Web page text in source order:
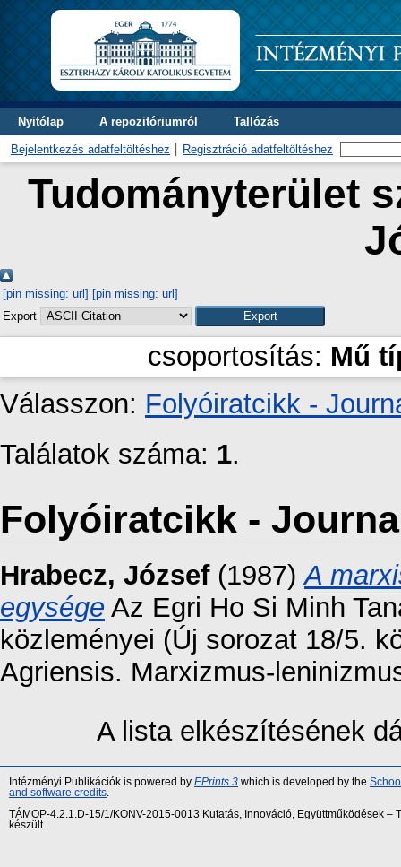
Nyitólap A repozitóriumról Tallózás
Bejelentkezés adatfeltöltéshez Regisztráció adatfeltöltéshez
Tudományterület
[pin missing: url] [pin missing: url]
Export
csoportosítás: Mű
Válasszon: Folyóiratcikk -
Találatok száma: 1.
Folyóiratcikk -
Hrabecz, József(1987)A
egysége Az Egri Ho Si Minh
közleményei (Új sorozat 18/5.
Agriensis. Marxizmus-
A lista elkészítésének
Intézményi Publikációk is powered by EPrints 3 which is developed by the
and software credits
TÁMOP-4.2.1.D-15/1/KONV-2015-0013 Kutatás, Innováció, Együttműködések
készült.